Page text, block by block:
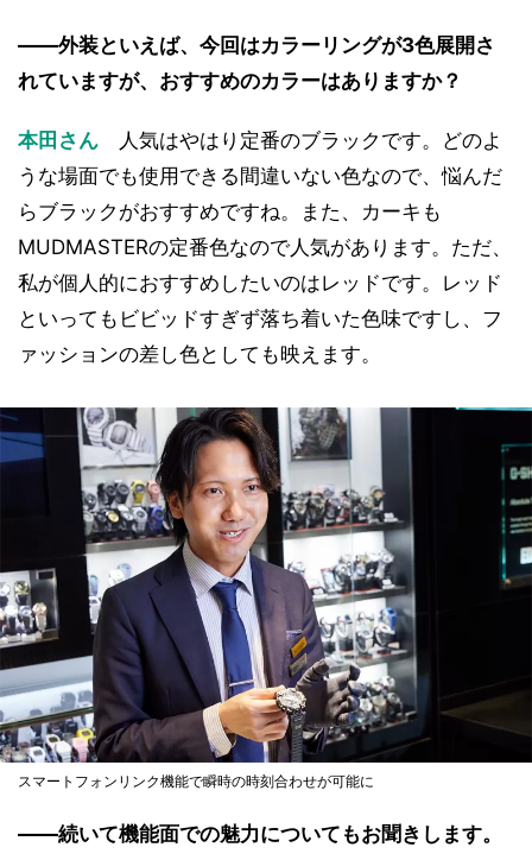
――外装といえば、今回はカラーリングが3色展開さ
れていますが、おすすめのカラーはありますか？
本田さん 人気はやはり定番のブラックです。どのよ
うな場面でも使用できる間違いない色なので、悩んだ
らブラックがおすすめですね。また、カーキも
MUDMASTERの定番色なので人気があります。ただ、
私が個人的におすすめしたいのはレッドです。レッド
といってもビビッドすぎず落ち着いた色味ですし、フ
ァッションの差し色としても映えます。
スマートフォンリンク機能で瞬時の時刻合わせが可能に
――続いて機能面での魅力についてもお聞きします。